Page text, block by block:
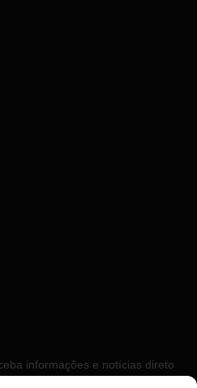
informações e notícias direto